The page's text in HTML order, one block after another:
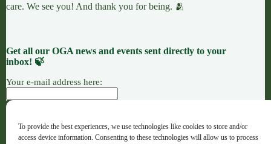
To provide the best experiences, we use technologies like cookies to store and/or
access device information. Consenting to these technologies will allow us to process
care. We see you! And thank you for being. 🫂
Get all our OGA news and events sent directly to your
inbox! 🍃
Your e-mail address here:
ACCIÓN CAUSAS
OFRENDAS
OGA · Opportunities for Grassroots Action – Español